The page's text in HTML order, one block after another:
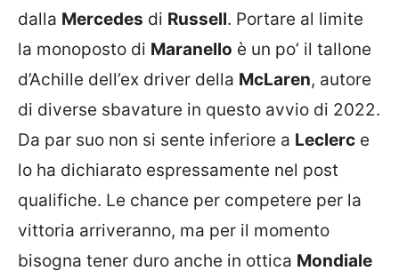
dalla Mercedes di Russell. Portare al limite
la monoposto di Maranello è un po’ il tallone
d’Achille dell’ex driver della McLaren, autore
di diverse sbavature in questo avvio di 2022.
Da par suo non si sente inferiore a Leclerc e
lo ha dichiarato espressamente nel post
qualifiche. Le chance per competere per la
vittoria arriveranno, ma per il momento
bisogna tener duro anche in ottica Mondiale